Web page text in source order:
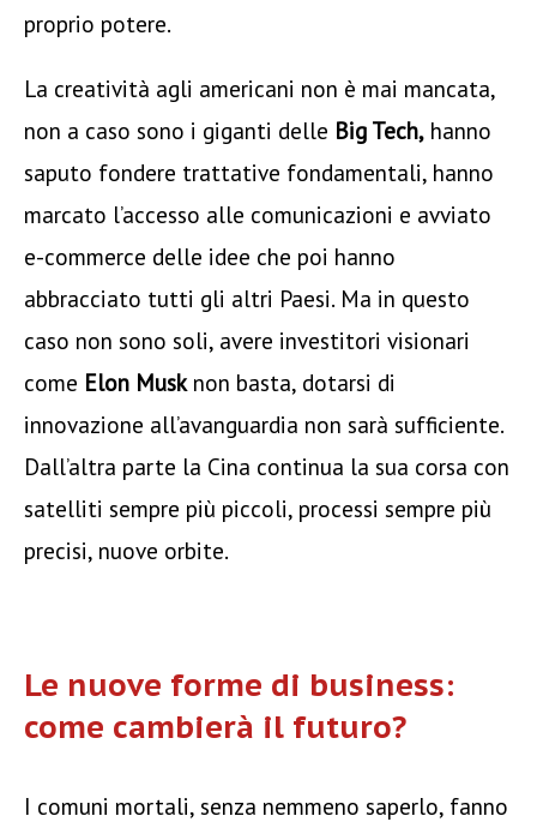
proprio potere.
La creatività agli americani non è mai mancata,
non a caso sono i giganti delle Big Tech, hanno
saputo fondere trattative fondamentali, hanno
marcato l’accesso alle comunicazioni e avviato
e-commerce delle idee che poi hanno
abbracciato tutti gli altri Paesi. Ma in questo
caso non sono soli, avere investitori visionari
come Elon Musknon basta, dotarsi di
innovazione all’avanguardia non sarà sufficiente.
Dall’altra parte la Cina continua la sua corsa con
satelliti sempre più piccoli, processi sempre più
precisi, nuove orbite.
Le nuove forme di business:
come cambierà il futuro?
I comuni mortali, senza nemmeno saperlo, fanno